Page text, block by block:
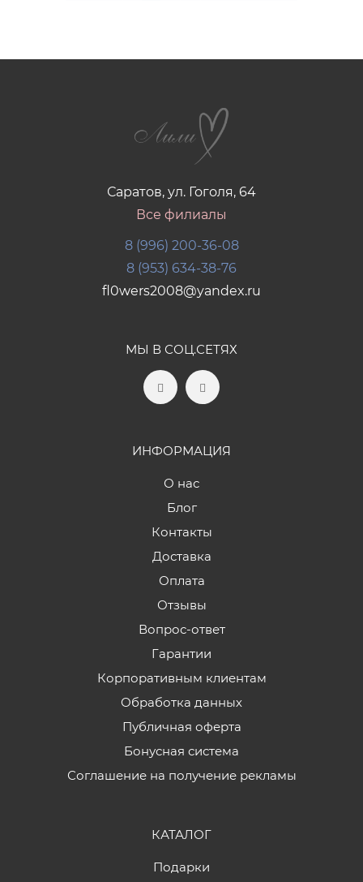
Саратов, ул. Гоголя, 64
Все филиалы
8 (996) 200-36-08
8 (953) 634-38-76
fl0wers2008@yandex.ru
МЫ В СОЦ.СЕТЯХ
ИНФОРМАЦИЯ
О нас
Блог
Контакты
Доставка
Оплата
Отзывы
Вопрос-ответ
Гарантии
Корпоративным клиентам
Обработка данных
Публичная оферта
Бонусная система
Соглашение на получение рекламы
КАТАЛОГ
Подарки